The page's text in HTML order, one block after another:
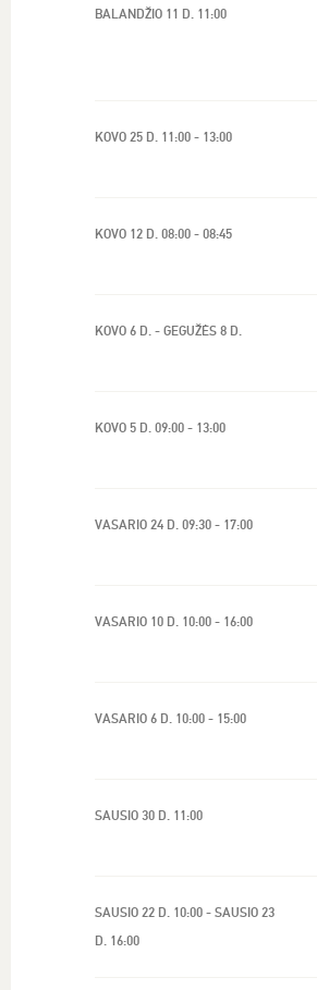
BALANDŽIO 11 D. 11:00
KOVO 25 D. 11:00 - 13:00
KOVO 12 D. 08:00 - 08:45
KOVO 6 D. - GEGUŽĖS 8 D.
KOVO 5 D. 09:00 - 13:00
VASARIO 24 D. 09:30 - 17:00
VASARIO 10 D. 10:00 - 16:00
VASARIO 6 D. 10:00 - 15:00
SAUSIO 30 D. 11:00
SAUSIO 22 D. 10:00 - SAUSIO 23
D. 16:00